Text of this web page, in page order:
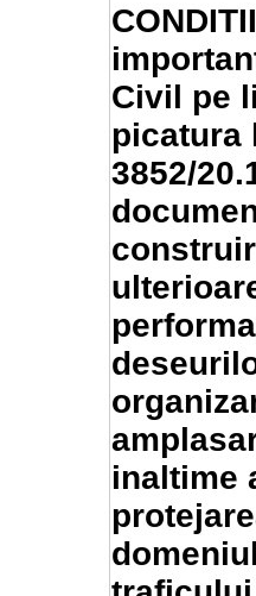
Civil pe
picatura
3852/
inaltime